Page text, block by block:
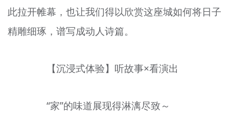
文明评论
北京宣传文化引导基金
宣传思想文化人才
此拉开帷幕，也让我们得以欣赏这座城如何将日子
精雕细琢，谱写成动人诗篇。
【沉浸式体验】听故事×看演出
“家”的味道展现得淋漓尽致～